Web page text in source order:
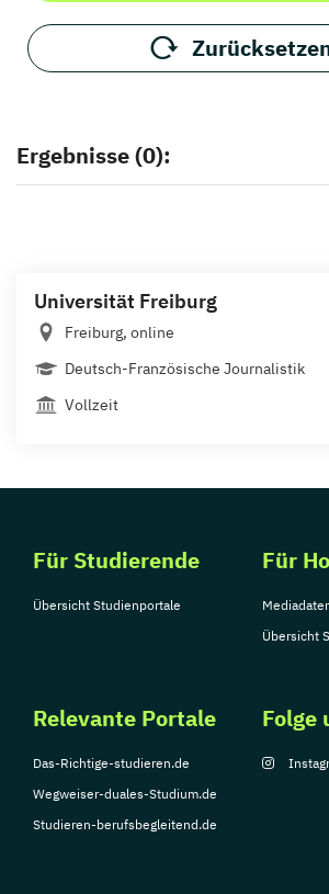
Ergebnisse (0):
Universität Freiburg
Freiburg, online
Deutsch-Französische Journalistik
Vollzeit
Für Studierende
Übersicht Studienportale
Für
Übersicht
Relevante Portale
Das-Richtige-studieren.de
Wegweiser-duales-Studium.de
Studieren-berufsbegleitend.de
Folge